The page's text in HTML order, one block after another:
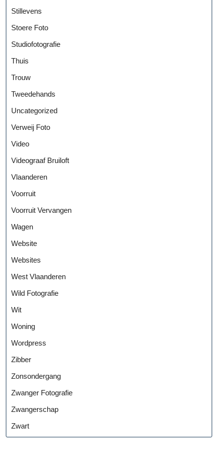
Stillevens
Stoere Foto
Studiofotografie
Thuis
Trouw
Tweedehands
Uncategorized
Verweij Foto
Video
Videograaf Bruiloft
Vlaanderen
Voorruit
Voorruit Vervangen
Wagen
Website
Websites
West Vlaanderen
Wild Fotografie
Wit
Woning
Wordpress
Zibber
Zonsondergang
Zwanger Fotografie
Zwangerschap
Zwart